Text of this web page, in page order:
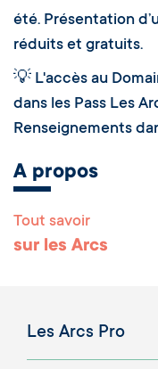
été. Présentation
réduits et gratuits.
💡 L'accès au
dans les Pass Les
Renseignements
A propos
Tout savoir
sur les Arcs
Les Arcs Pro